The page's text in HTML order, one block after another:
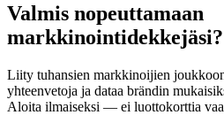
Valmis nopeuttamaan
markkinointidekkejäsi?
Liity tuhansien markkinoijien
yhteenvetoja ja dataa brändin
Aloita ilmaiseksi — ei luottokorttia